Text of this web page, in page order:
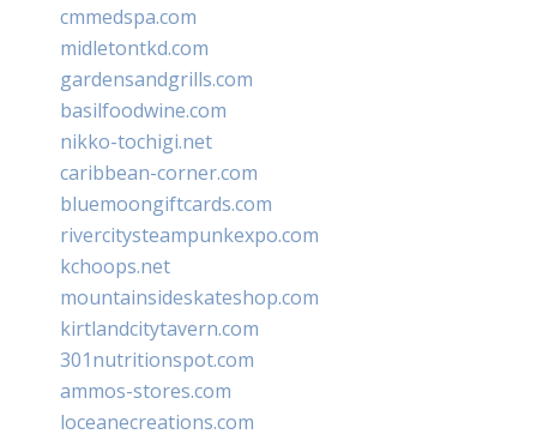
cmmedspa.com
midletontkd.com
gardensandgrills.com
basilfoodwine.com
nikko-tochigi.net
caribbean-corner.com
bluemoongiftcards.com
rivercitysteampunkexpo.com
kchoops.net
mountainsideskateshop.com
kirtlandcitytavern.com
301nutritionspot.com
ammos-stores.com
loceanecreations.com